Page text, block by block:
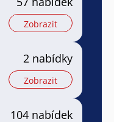
Zobrazit
2 nabídky
Zobrazit
104 nabídek